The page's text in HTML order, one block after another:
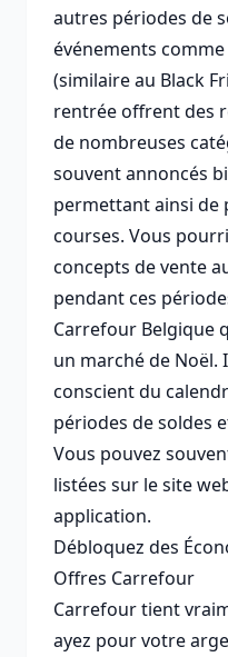
autres périodes de
événements
(similaire au Black
rentrée offrent des
de nombreuses
souvent annoncés
permettant ainsi de
courses. Vous
concepts de vente
pendant ces
Carrefour Belgique
un marché de
conscient du
périodes de soldes
Vous pouvez
listées sur le site
application.
Débloquez des
Offres Carrefour
Carrefour tient
ayez pour votre